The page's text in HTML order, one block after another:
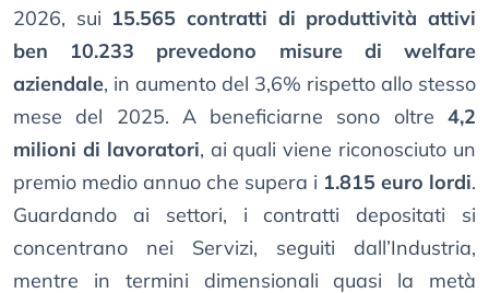
2026, sui 15.565 contratti di produttività attivi
ben 10.233 prevedono misure di welfare
aziendale, in aumento del 3,6% rispetto allo stesso
mese del 2025. A beneficiarne sono oltre 4,2
milioni di lavoratori, ai quali viene riconosciuto un
premio medio annuo che supera i 1.815 euro lordi.
Guardando ai settori, i contratti depositati si
concentrano nei Servizi, seguiti dall’Industria,
mentre in termini dimensionali quasi la metà